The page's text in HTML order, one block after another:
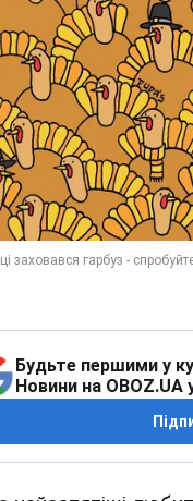
Будьте першими у
Новини на OBOZ.UA